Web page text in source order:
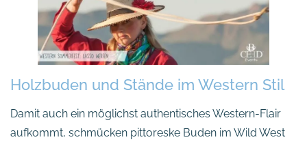
Holzbuden und Stände im Western Stil
Damit auch ein möglichst authentisches Western-Flair
aufkommt, schmücken pittoreske Buden im Wild West